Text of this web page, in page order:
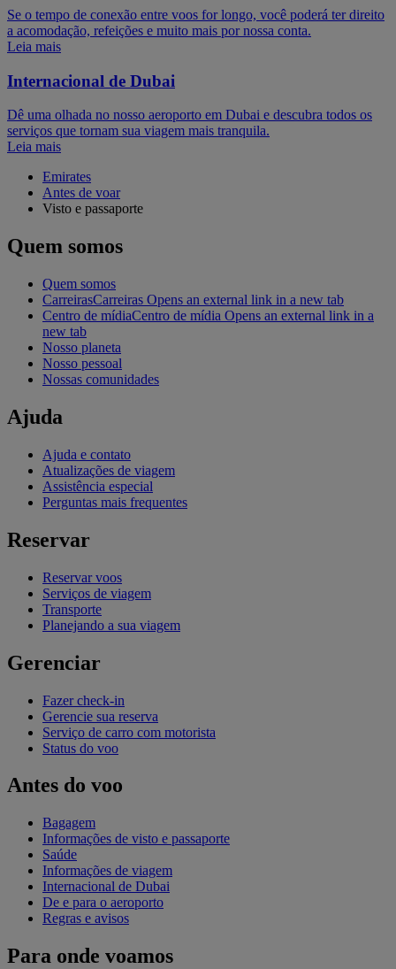
Se o tempo de conexão entre voos for longo, você poderá ter direito
a acomodação, refeições e muito mais por nossa conta.
Leia mais
Internacional de Dubai
Dê uma olhada no nosso aeroporto em Dubai e descubra todos os
serviços que tornam sua viagem mais tranquila.
Leia mais
Emirates
Antes de voar
Visto e passaporte
Quem somos
Quem somos
CarreirasCarreiras Opens an external link in a new tab
Centro de mídiaCentro de mídia Opens an external link in a
new tab
Nosso planeta
Nosso pessoal
Nossas comunidades
Ajuda
Ajuda e contato
Atualizações de viagem
Assistência especial
Perguntas mais frequentes
Reservar
Reservar voos
Serviços de viagem
Transporte
Planejando a sua viagem
Gerenciar
Fazer check-in
Gerencie sua reserva
Serviço de carro com motorista
Status do voo
Antes do voo
Bagagem
Informações de visto e passaporte
Saúde
Informações de viagem
Internacional de Dubai
De e para o aeroporto
Regras e avisos
Para onde voamos